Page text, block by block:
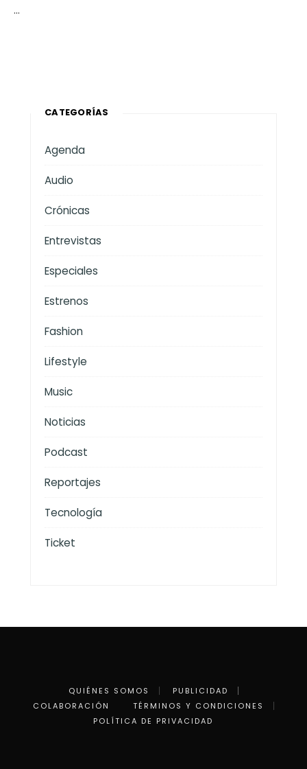
...
CATEGORÍAS
Agenda
Audio
Crónicas
Entrevistas
Especiales
Estrenos
Fashion
Lifestyle
Music
Noticias
Podcast
Reportajes
Tecnología
Ticket
QUIÉNES SOMOS
PUBLICIDAD
COLABORACIÓN
TÉRMINOS Y CONDICIONES
POLÍTICA DE PRIVACIDAD